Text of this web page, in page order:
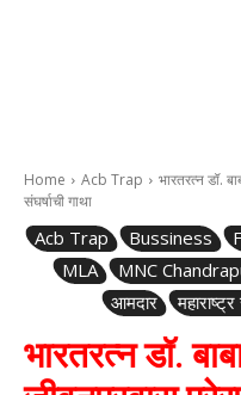
Home Acb Trap
भारतरत्न डॉ.
संघर्षाची गाथा
Acb Trap Bussiness
MLA
MNC
आमदार
महाराष्ट्र
भारतरत्न डॉ.